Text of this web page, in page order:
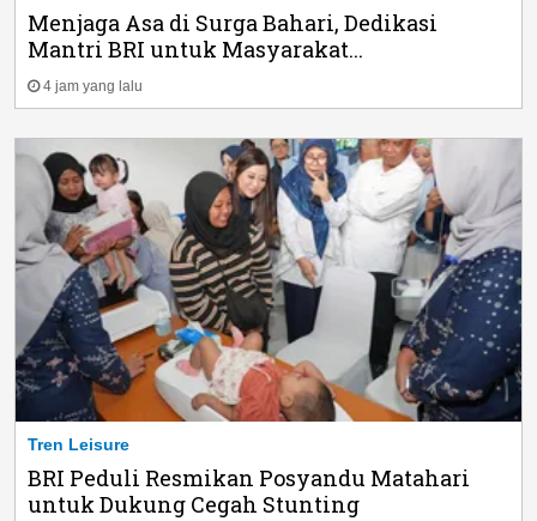
Menjaga Asa di Surga Bahari, Dedikasi
Mantri BRI untuk Masyarakat...
4 jam yang lalu
Tren Leisure
BRI Peduli Resmikan Posyandu Matahari
untuk Dukung Cegah Stunting